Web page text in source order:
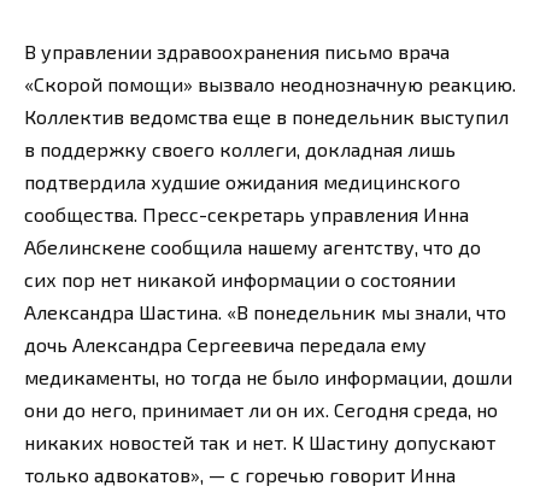
В управлении здравоохранения письмо врача
«Скорой помощи» вызвало неоднозначную реакцию.
Коллектив ведомства еще в понедельник выступил
в поддержку своего коллеги, докладная лишь
подтвердила худшие ожидания медицинского
сообщества. Пресс-секретарь управления Инна
Абелинскене сообщила нашему агентству, что до
сих пор нет никакой информации о состоянии
Александра Шастина. «В понедельник мы знали, что
дочь Александра Сергеевича передала ему
медикаменты, но тогда не было информации, дошли
они до него, принимает ли он их. Сегодня среда, но
никаких новостей так и нет. К Шастину допускают
только адвокатов», — с горечью говорит Инна